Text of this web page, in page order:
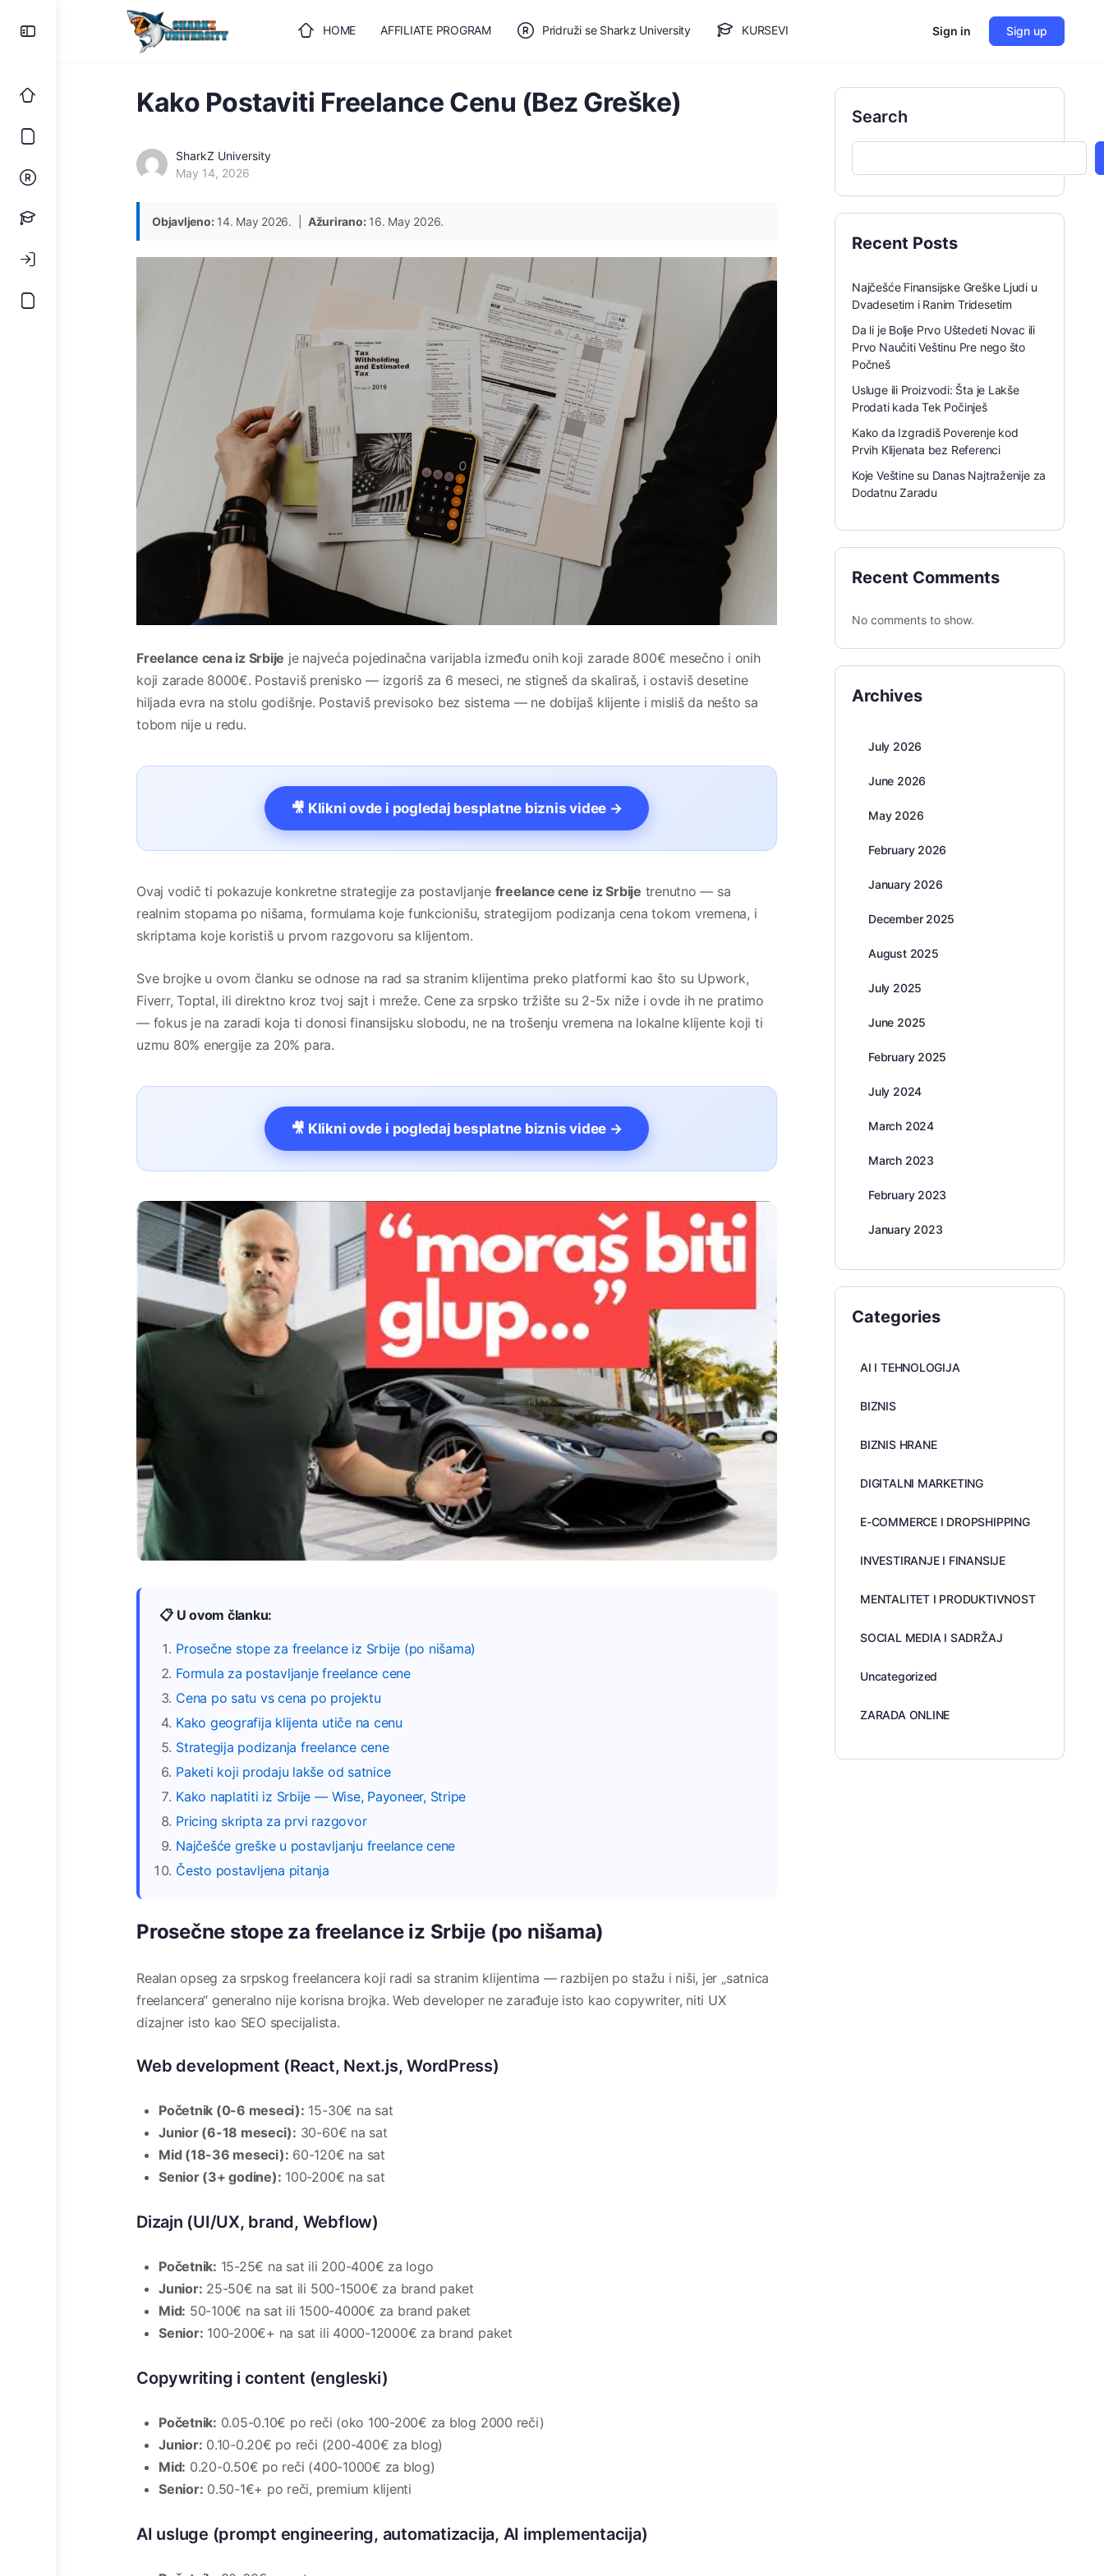
HOME AFFILIATE PROGRAM Pridruži se Sharkz University KURSEVI
ULOGUJTE SE 🎯 BESPLATAN PLAN
Sign in Sign up
Kako Postaviti Freelance Cenu (Bez Greške)
SharkZ University
May 14, 2026
Objavljeno:14. May 2026. | Ažurirano:16. May 2026.
Freelance cena iz Srbije je najveća pojedinačna varijabla između onih koji zarade 800€ mesečno i onih
koji zarade 8000€. Postaviš prenisko — izgoriš za 6 meseci, ne stigneš da skaliraš, i ostaviš desetine
hiljada evra na stolu godišnje. Postaviš previsoko bez sistema — ne dobijaš klijente i misliš da nešto sa
tobom nije u redu.
🎥 Klikni ovde i pogledaj besplatne biznis videe →
Ovaj vodič ti pokazuje konkretne strategije za postavljanje freelance cene iz Srbije trenutno — sa
realnim stopama po nišama, formulama koje funkcionišu, strategijom podizanja cena tokom vremena, i
skriptama koje koristiš u prvom razgovoru sa klijentom.
Sve brojke u ovom članku se odnose na rad sa stranim klijentima preko platformi kao što su Upwork,
Fiverr, Toptal, ili direktno kroz tvoj sajt i mreže. Cene za srpsko tržište su 2-5x niže i ovde ih ne pratimo
— fokus je na zaradi koja ti donosi finansijsku slobodu, ne na trošenju vremena na lokalne klijente koji ti
uzmu 80% energije za 20% para.
🎥 Klikni ovde i pogledaj besplatne biznis videe →
📋 U ovom članku:
Prosečne stope za freelance iz Srbije (po nišama)
Formula za postavljanje freelance cene
Cena po satu vs cena po projektu
Kako geografija klijenta utiče na cenu
Strategija podizanja freelance cene
Paketi koji prodaju lakše od satnice
Kako naplatiti iz Srbije — Wise, Payoneer, Stripe
Pricing skripta za prvi razgovor
Najčešće greške u postavljanju freelance cene
Često postavljena pitanja
Prosečne stope za freelance iz Srbije (po nišama)
Realan opseg za srpskog freelancera koji radi sa stranim klijentima — razbijen po stažu i niši, jer „satnica
freelancera“ generalno nije korisna brojka. Web developer ne zarađuje isto kao copywriter, niti UX
dizajner isto kao SEO specijalista.
Web development (React, Next.js, WordPress)
Početnik (0-6 meseci): 15-30€ na sat
Junior (6-18 meseci): 30-60€ na sat
Mid (18-36 meseci): 60-120€ na sat
Senior (3+ godine): 100-200€ na sat
Dizajn (UI/UX, brand, Webflow)
Početnik: 15-25€ na sat ili 200-400€ za logo
Junior: 25-50€ na sat ili 500-1500€ za brand paket
Mid: 50-100€ na sat ili 1500-4000€ za brand paket
Senior: 100-200€+ na sat ili 4000-12000€ za brand paket
Copywriting i content (engleski)
Početnik: 0.05-0.10€ po reči (oko 100-200€ za blog 2000 reči)
Junior: 0.10-0.20€ po reči (200-400€ za blog)
Mid: 0.20-0.50€ po reči (400-1000€ za blog)
Senior: 0.50-1€+ po reči, premium klijenti
AI usluge (prompt engineering, automatizacija, AI implementacija)
Search
Recent Posts
Najčešće Finansijske Greške Ljudi u
Dvadesetim i Ranim Tridesetim
Da li je Bolje Prvo Uštedeti Novac ili
Prvo Naučiti Veštinu Pre nego što
Počneš
Usluge ili Proizvodi: Šta je Lakše
Prodati kada Tek Počinješ
Kako da Izgradiš Poverenje kod
Prvih Klijenata bez Referenci
Koje Veštine su Danas Najtraženije za
Dodatnu Zaradu
Recent Comments
No comments to show.
Archives
July 2026
June 2026
May 2026
February 2026
January 2026
December 2025
August 2025
July 2025
June 2025
February 2025
July 2024
March 2024
March 2023
February 2023
January 2023
Categories
AI I TEHNOLOGIJA
BIZNIS
BIZNIS HRANE
DIGITALNI MARKETING
E-COMMERCE I DROPSHIPPING
INVESTIRANJE I FINANSIJE
MENTALITET I PRODUKTIVNOST
SOCIAL MEDIA I SADRŽAJ
Uncategorized
ZARADA ONLINE